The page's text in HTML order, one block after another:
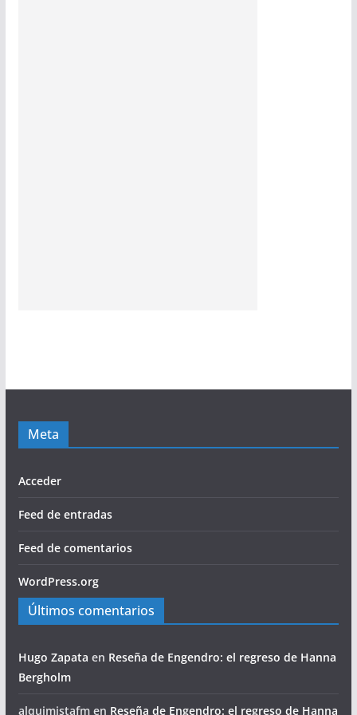
Meta
Acceder
Feed de entradas
Feed de comentarios
WordPress.org
Últimos comentarios
Hugo Zapata en Reseña de Engendro: el regreso de Hanna
Bergholm
alquimistafmen Reseña de Engendro: el regreso de Hanna